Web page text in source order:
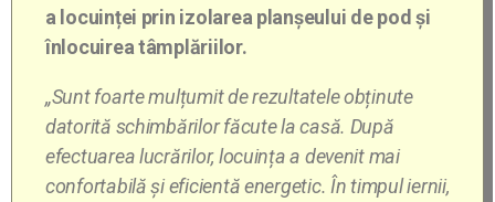
a locuinței prin izolarea planșeului de pod și
înlocuirea tâmplăriilor.
„Sunt foarte mulțumit de rezultatele obținute
datorită schimbărilor făcute la casă. După
efectuarea lucrărilor, locuința a devenit mai
confortabilă și eficientă energetic. În timpul iernii,